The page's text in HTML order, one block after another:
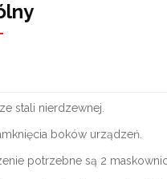
stali nierdzewnej.
boków urządzeń.
potrzebne są 2